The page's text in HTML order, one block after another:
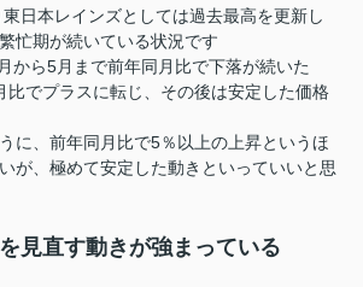
日本レインズとしては過去最高を更新し
忙期が続いている状況です
から5月まで前年同月比で下落が続いた
比でプラスに転じ、その後は安定した価格
に、前年同月比で5％以上の上昇というほ
が、極めて安定した動きといっていいと思
見直す動きが強まっている